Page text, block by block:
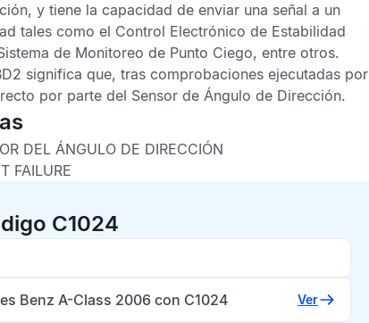
y tiene la capacidad de enviar una señal a un
tales como el Control Electrónico de Estabilidad
de Monitoreo de Punto Ciego, entre otros.
significa que, tras comprobaciones ejecutadas por
por parte del Sensor de Ángulo de Dirección.
DEL ÁNGULO DE DIRECCIÓN
FAILURE
C1024
Benz A-Class 2006 con C1024 Ver